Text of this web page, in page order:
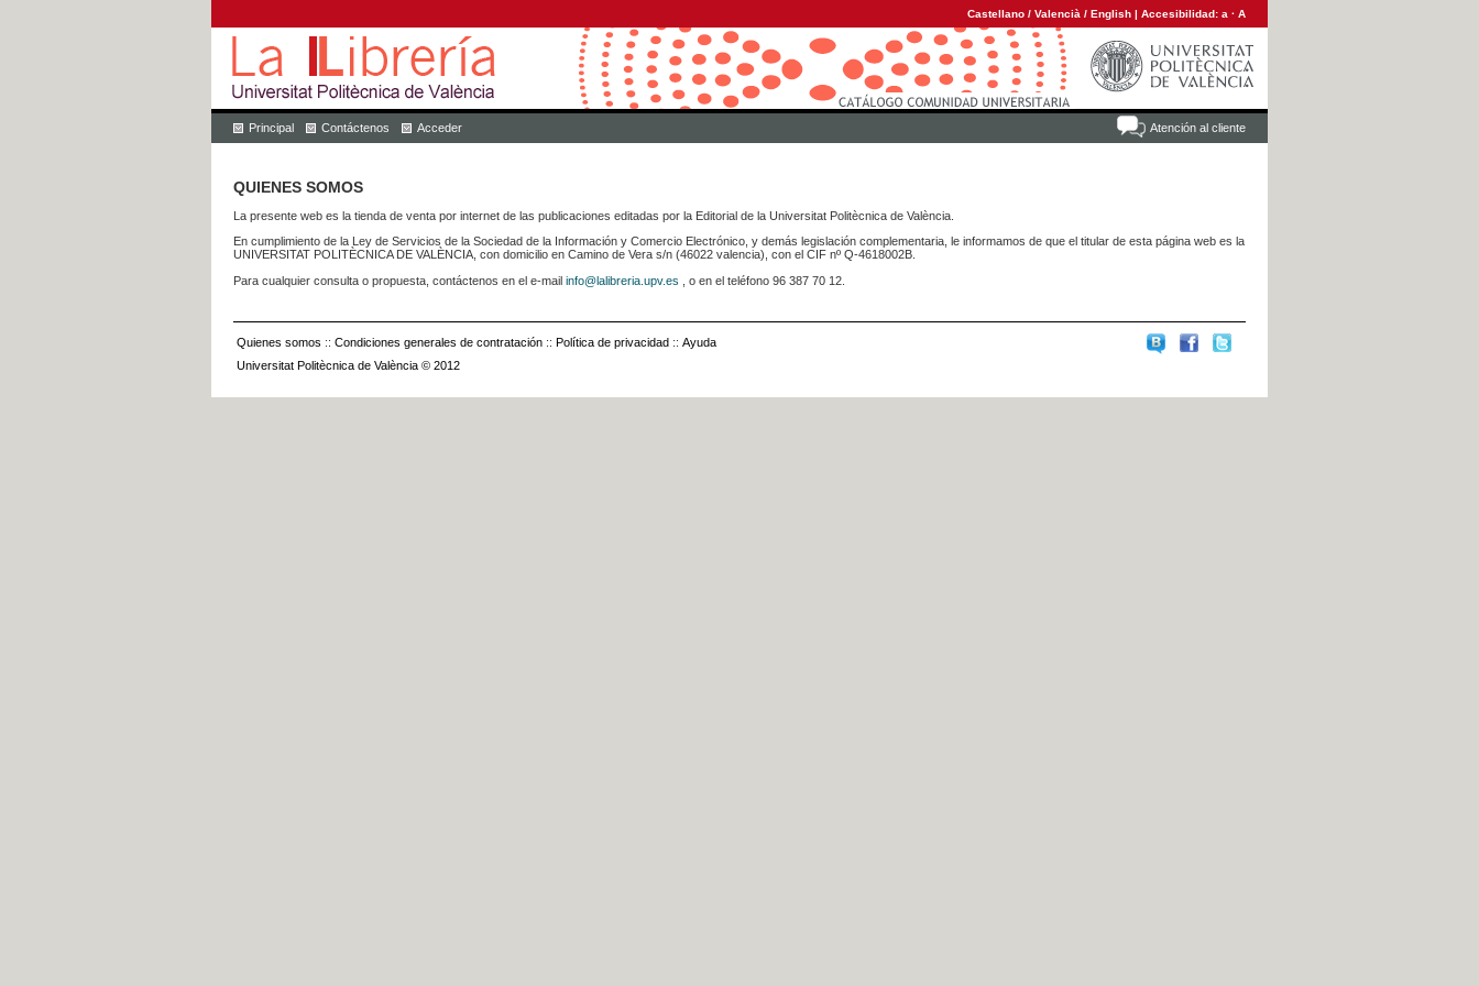
Castellano / Valencià / English | Accesibilidad: a · A
Atención al cliente
Principal Contáctenos Acceder
QUIENES SOMOS
La presente web es la tienda de venta por internet de las publicaciones editadas por la Editorial de la Universitat Politècnica de València.
En cumplimiento de la Ley de Servicios de la Sociedad de la Información y Comercio Electrónico, y demás legislación complementaria, le informamos de que el titular de esta página web es la
UNIVERSITAT POLITÈCNICA DE VALÈNCIA, con domicilio en Camino de Vera s/n (46022 valencia), con el CIF nº Q-4618002B.
Para cualquier consulta o propuesta, contáctenos en el e-mail info@lalibreria.upv.es , o en el teléfono 96 387 70 12.
Quienes somos :: Condiciones generales de contratación :: Política de privacidad :: Ayuda
Universitat Politècnica de València © 2012